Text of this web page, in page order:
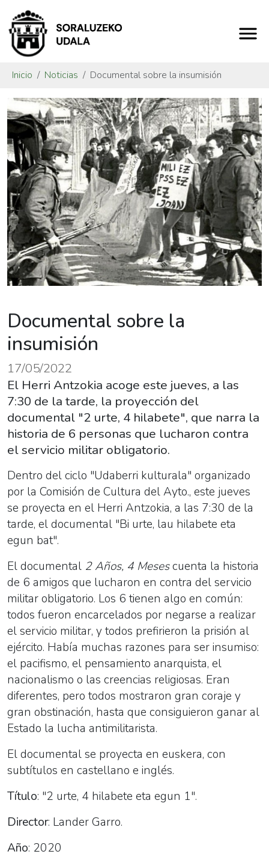
Inicio Noticias Documental sobre la insumisión
Documental sobre la
insumisión
17/05/2022
El Herri Antzokia acoge este jueves, a las
7:30 de la tarde, la proyección del
documental "2 urte, 4 hilabete", que narra la
historia de 6 personas que lucharon contra
el servicio militar obligatorio.
Dentro del ciclo "Udaberri kulturala" organizado
por la Comisión de Cultura del Ayto., este jueves
se proyecta en el Herri Antzokia, a las 7:30 de la
tarde, el documental "Bi urte, lau hilabete eta
egun bat".
El documental 2 Años, 4 Mesescuenta la historia
de 6 amigos que lucharon en contra del servicio
militar obligatorio. Los 6 tienen algo en común:
todos fueron encarcelados por negarse a realizar
el servicio militar, y todos prefirieron la prisión al
ejército. Había muchas razones para ser insumiso:
el pacifismo, el pensamiento anarquista, el
nacionalismo o las creencias religiosas. Eran
diferentes, pero todos mostraron gran coraje y
gran obstinación, hasta que consiguieron ganar al
Estado la lucha antimilitarista.
El documental se proyecta en euskera, con
subtítulos en castellano e inglés.
Título: "2 urte, 4 hilabete eta egun 1".
Director: Lander Garro.
Año: 2020